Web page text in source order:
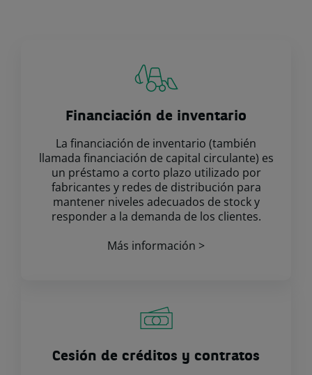
Financiación de inventario
La financiación de inventario (también
llamada financiación de capital circulante) es
un préstamo a corto plazo utilizado por
fabricantes y redes de distribución para
mantener niveles adecuados de stock y
responder a la demanda de los clientes.
Más información >
Cesión de créditos y contratos